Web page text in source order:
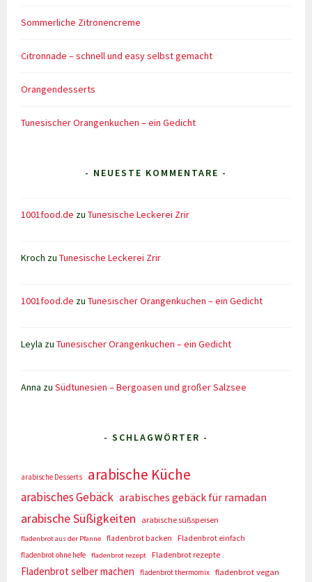
Sommerliche Zitronencreme
Citronnade – schnell und easy selbst gemacht
Orangendesserts
Tunesischer Orangenkuchen – ein Gedicht
- NEUESTE KOMMENTARE -
1001food.de zuTunesische Leckerei Zrir
Kroch zuTunesische Leckerei Zrir
1001food.de zuTunesischer Orangenkuchen – ein Gedicht
Leyla zuTunesischer Orangenkuchen – ein Gedicht
Anna zuSüdtunesien – Bergoasen und großer Salzsee
- SCHLAGWÖRTER -
arabische Desserts arabische Küche
arabisches Gebäck arabisches gebäck für ramadan
arabische Süßigkeiten arabische süßspeisen
fladenbrot aus der Pfanne fladenbrot backen
Fladenbrot einfach
fladenbrot ohne hefe
fladenbrot rezept Fladenbrot rezepte
Fladenbrot selber machen fladenbrot thermomix fladenbrot vegan